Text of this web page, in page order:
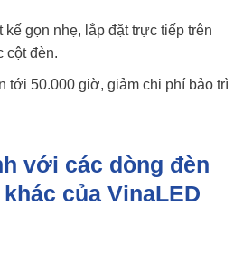
kế gọn nhẹ, lắp đặt trực tiếp trên
cột đèn.
tới 50.000 giờ, giảm chi phí bảo trì
với các dòng đèn
của VinaLED